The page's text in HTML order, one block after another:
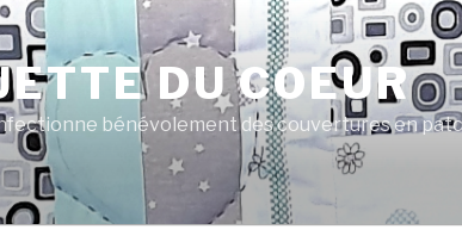
DU COEUR
bénévolement des couvertures en